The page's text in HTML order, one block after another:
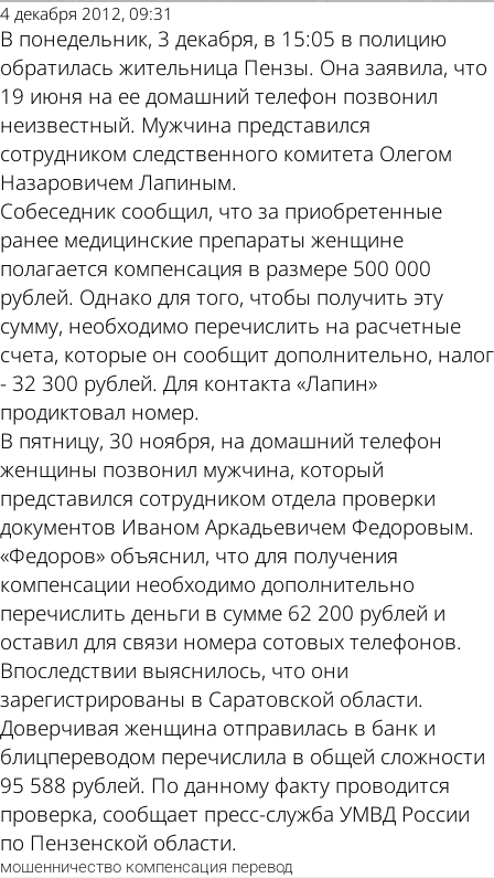
4 декабря 2012, 09:31
В понедельник, 3 декабря, в 15:05 в полицию
обратилась жительница Пензы. Она заявила, что
19 июня на ее домашний телефон позвонил
неизвестный. Мужчина представился
сотрудником следственного комитета Олегом
Назаровичем Лапиным.
Собеседник сообщил, что за приобретенные
ранее медицинские препараты женщине
полагается компенсация в размере 500 000
рублей. Однако для того, чтобы получить эту
сумму, необходимо перечислить на расчетные
счета, которые он сообщит дополнительно, налог
- 32 300 рублей. Для контакта «Лапин»
продиктовал номер.
В пятницу, 30 ноября, на домашний телефон
женщины позвонил мужчина, который
представился сотрудником отдела проверки
документов Иваном Аркадьевичем Федоровым.
«Федоров» объяснил, что для получения
компенсации необходимо дополнительно
перечислить деньги в сумме 62 200 рублей и
оставил для связи номера сотовых телефонов.
Впоследствии выяснилось, что они
зарегистрированы в Саратовской области.
Доверчивая женщина отправилась в банк и
блицпереводом перечислила в общей сложности
95 588 рублей. По данному факту проводится
проверка, сообщает пресс-служба УМВД России
по Пензенской области.
мошенничество компенсация перевод